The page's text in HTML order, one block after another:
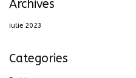
Archives
iulie 2023
Categories